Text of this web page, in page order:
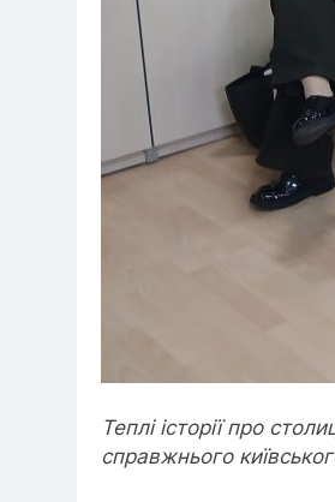
Теплі історії про
справжнього